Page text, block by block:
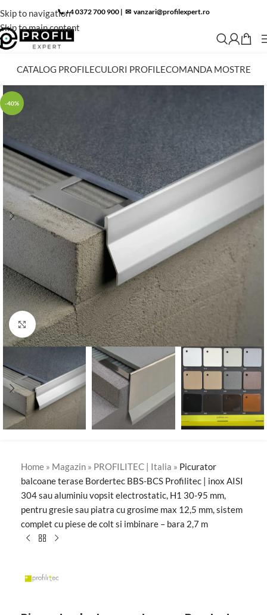
Skip to navigation
Skip to main content
📞 +4 0372 700 900 | ✉︎ vanzari@profilexpert.ro
CATALOG PROFILECULORI PROFILECOMANDA MOSTRE
-40%
Click to enlarge
Home » Magazin » PROFILITEC | Italia » Picurator
balcoane terase Bordertec BBS-BCS Profilitec | inox AISI
304 sau aluminiu vopsit electrostatic, H1 30-95 mm,
pentru gresie sau piatra cu grosime max 12,5 mm, sistem
complet cu piese de colt si imbinare – bara 2,7 m